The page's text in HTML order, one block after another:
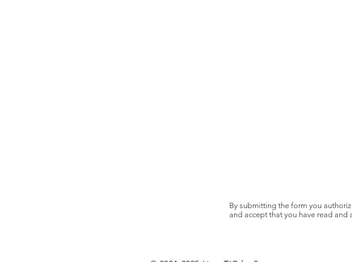
By submitting the form you
and accept that you have read and